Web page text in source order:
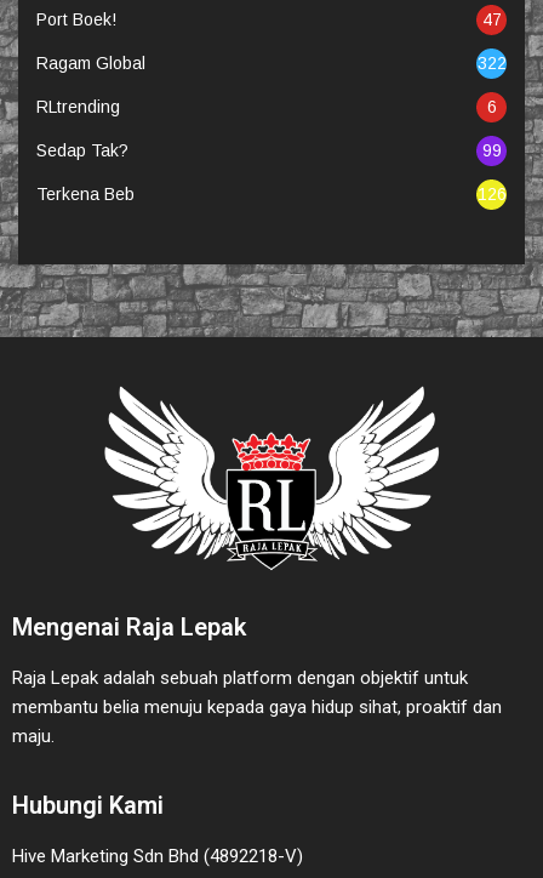
Port Boek! 47
Ragam Global 322
RLtrending 6
Sedap Tak? 99
Terkena Beb 126
Mengenai Raja Lepak
Raja Lepak adalah sebuah platform dengan objektif untuk
membantu belia menuju kepada gaya hidup sihat, proaktif dan
maju.
Hubungi Kami
Hive Marketing Sdn Bhd (4892218-V)